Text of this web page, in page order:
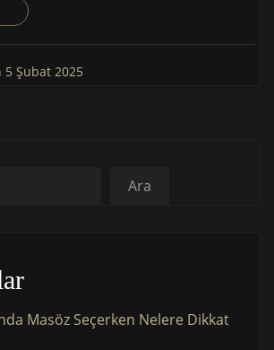
5 Şubat 2025
Ara
Masöz Seçerken Nelere Dikkat